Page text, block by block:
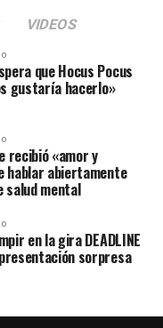
VIDEOS
que Hocus Pocus
gustaría hacerlo»
recibió «amor y
hablar abiertamente
salud mental
en la gira DEADLINE
sorpresa